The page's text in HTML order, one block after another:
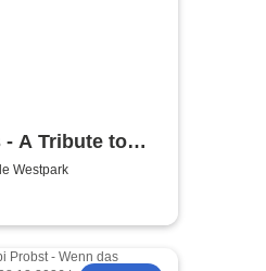
- A Tribute to
Westpark